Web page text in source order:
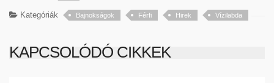
Kategóriák Bajnokságok Férfi Hirek Vízilabda
KAPCSOLÓDÓ CIKKEK